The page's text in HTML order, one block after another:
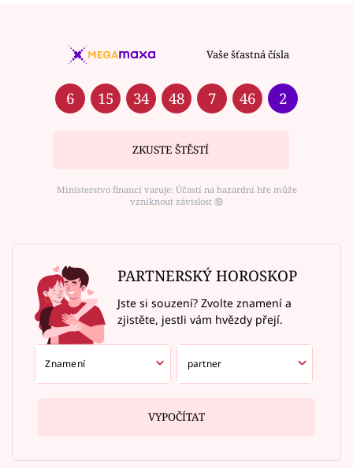
Vaše šťastná čísla
6 15 34 48 7 46 2
ZKUSTE ŠTĚSTÍ
Ministerstvo financí varuje: Účastí na hazardní hře může
vzniknout závislost ⑱
PARTNERSKÝ HOROSKOP
Jste si souzení? Zvolte znamení a
zjistěte, jestli vám hvězdy přejí.
VYPOČÍTAT